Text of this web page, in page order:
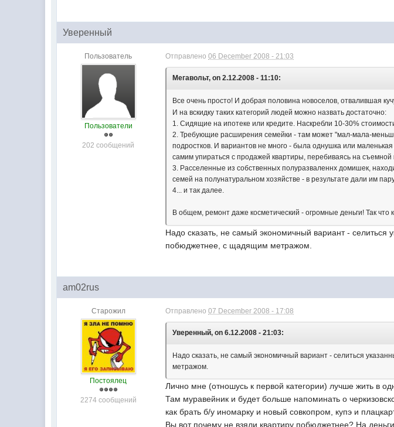
Уверенный
Пользователь
Пользователи
202 сообщений
Отправлено06 December 2008 - 21:03
Мегавольт, on 2.12.2008 - 11:10:
Все очень просто! И добрая половина новоселов, отвалившая
И на вскидку таких категорий людей можно назвать достаточно:
1. Сидящие на ипотеке или кредите. Наскребли 10-30%
2. Требующие расширения семейки - там может "мал-мала-
подростков. И вариантов не много - была однушка или
самим упираться с продажей квартиры, перебиваясь на съемной
3. Расселенные из собственных полуразваленнх домишек,
семей на полунатуральном хозяйстве - в результате дали им
4... и так далее.
В общем, ремонт даже косметический - огромные деньги! Так что
Надо сказать, не самый экономичный вариант -
побюджетнее, с щадящим метражом.
am02rus
Старожил
Постоялец
2274 сообщений
Отправлено07 December 2008 - 17:08
Уверенный, on 6.12.2008 - 21:03:
Надо сказать, не самый экономичный вариант - селиться
метражом.
Лично мне (отношусь к первой категории) лучше жить в
Там муравейник и будет больше напоминать о
как брать б/у иномарку и новый совкопром, купэ и
Вы вот почему не взяли квартиру побюджетнее? На